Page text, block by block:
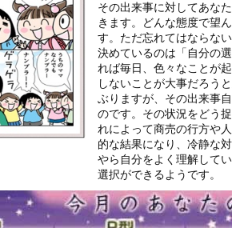
その出来事に対してあな
きます。どんな態度で望
す。ただ忘れてはならな
決めているのは「自分の
れば毎日、色々なことが
しないことが大事だろう
ぶりますが、その出来事
のです。その状況をどう
れによって商売の行方や
的な結果になり、冷静な
やら自分をよく理解して
選択ができるようです。